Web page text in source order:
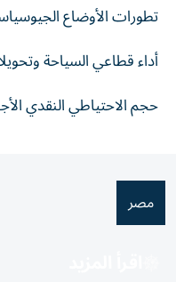
تطورات الأوضاع
أداء قطاعي السياحة
حجم الاحتياطي النقدي
مصر